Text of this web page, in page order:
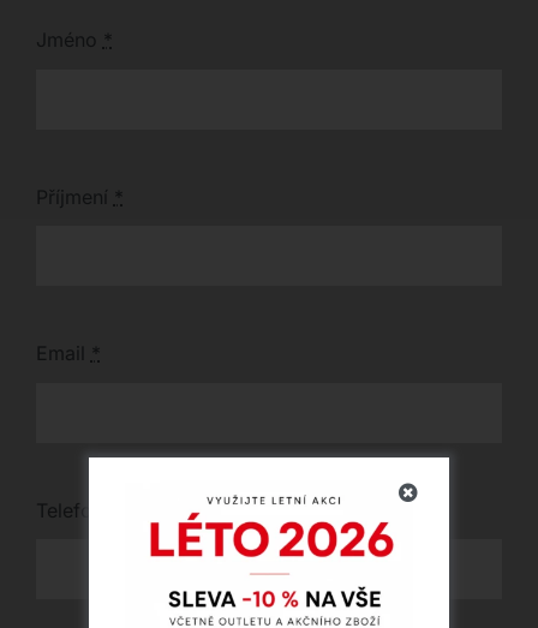
Jméno *
Příjmení *
Email *
Telefon